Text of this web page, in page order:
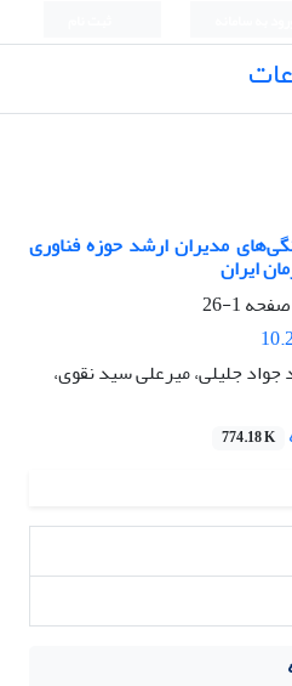
مدیران ارشد حوزه فناوری
ایران
1-26
جلیلی، میرعلی سید نقوی،
774.18 K